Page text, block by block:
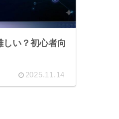
い？初心者向
2025.11.14